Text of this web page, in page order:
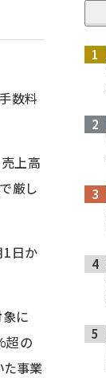
数料
上高
厳し
1日か
に
超の
た事業